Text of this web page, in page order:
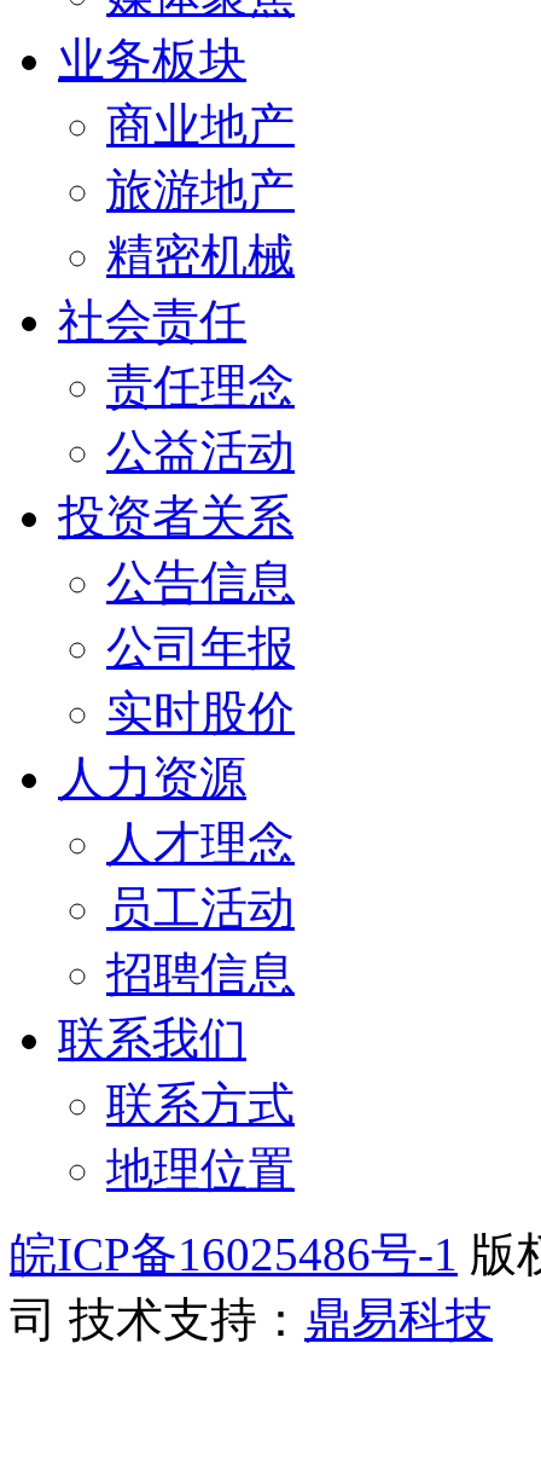
业务板块
商业地产
旅游地产
精密机械
社会责任
责任理念
公益活动
投资者关系
公告信息
公司年报
实时股价
人力资源
人才理念
员工活动
招聘信息
联系我们
联系方式
地理位置
皖ICP备16025486号-1 版
司 技术支持： 鼎易科技